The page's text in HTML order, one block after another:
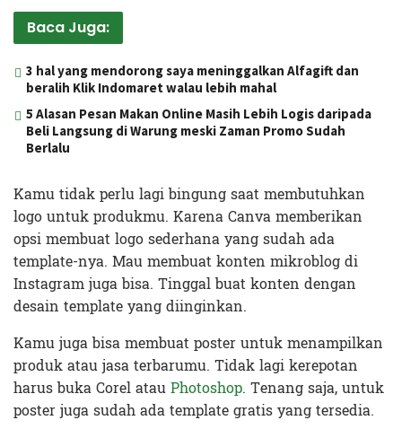
Baca Juga:
3 hal yang mendorong saya meninggalkan Alfagift dan
beralih Klik Indomaret walau lebih mahal
5 Alasan Pesan Makan Online Masih Lebih Logis daripada
Beli Langsung di Warung meski Zaman Promo Sudah
Berlalu
Kamu tidak perlu lagi bingung saat membutuhkan
logo untuk produkmu. Karena Canva memberikan
opsi membuat logo sederhana yang sudah ada
template-nya. Mau membuat konten mikroblog di
Instagram juga bisa. Tinggal buat konten dengan
desain template yang diinginkan.
Kamu juga bisa membuat poster untuk menampilkan
produk atau jasa terbarumu. Tidak lagi kerepotan
harus buka Corel atauPhotoshop. Tenang saja, untuk
poster juga sudah ada template gratis yang tersedia.